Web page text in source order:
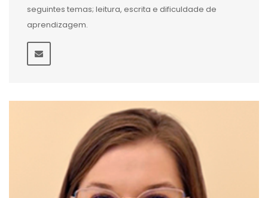
seguintes temas; leitura, escrita e dificuldade de
aprendizagem.